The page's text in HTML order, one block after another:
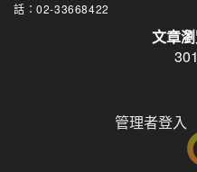
話：02-33668422
文章
管理者登入